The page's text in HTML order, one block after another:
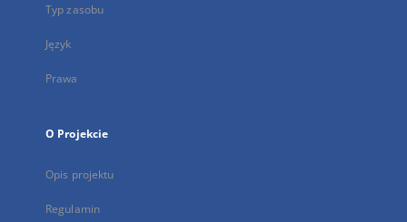
Typ zasobu
Język
Prawa
O Projekcie
Opis projektu
Regulamin